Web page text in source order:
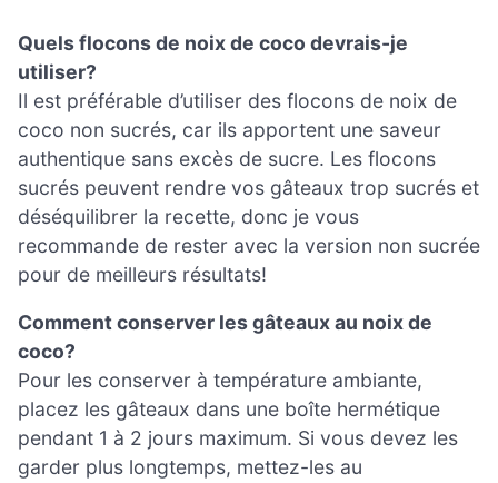
Quels flocons de noix de coco devrais-je
utiliser?
Il est préférable d’utiliser des flocons de noix de
coco non sucrés, car ils apportent une saveur
authentique sans excès de sucre. Les flocons
sucrés peuvent rendre vos gâteaux trop sucrés et
déséquilibrer la recette, donc je vous
recommande de rester avec la version non sucrée
pour de meilleurs résultats!
Comment conserver les gâteaux au noix de
coco?
Pour les conserver à température ambiante,
placez les gâteaux dans une boîte hermétique
pendant 1 à 2 jours maximum. Si vous devez les
garder plus longtemps, mettez-les au